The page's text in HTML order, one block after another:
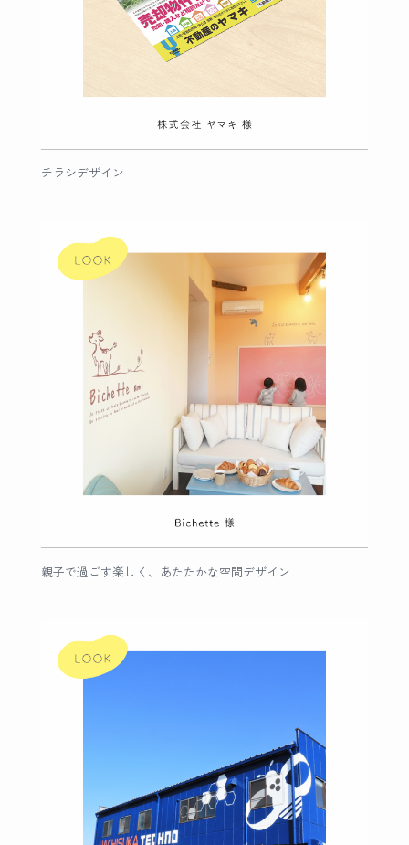
チラシデザイン
親子で過ごす楽しく、あたたかな空間デザイン